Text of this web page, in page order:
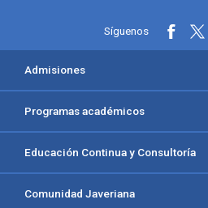
Síguenos
Menú principal del footer
Admisiones
Programas académicos
Educación Continua y Consultoría
Comunidad Javeriana